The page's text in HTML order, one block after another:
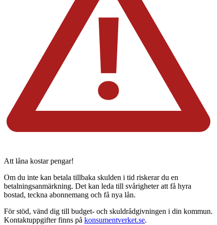
Att låna kostar pengar!
Om du inte kan betala tillbaka skulden i tid riskerar du en
betalningsanmärkning. Det kan leda till svårigheter att få hyra
bostad, teckna abonnemang och få nya lån.
För stöd, vänd dig till budget- och skuldrådgivningen i din kommun.
Kontaktuppgifter finns på konsumentverket.se.